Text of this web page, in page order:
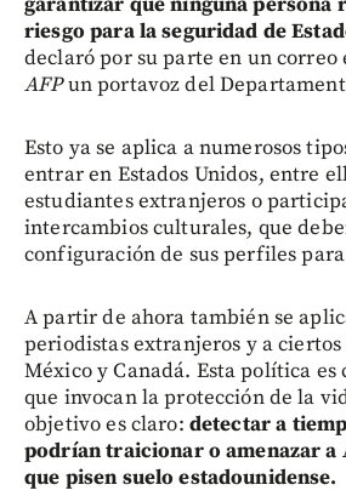
riesgo para la seguridad de
declaró por su parte en un correo
AFPun portavoz del
Esto ya se aplica a numerosos
entrar en Estados Unidos, entre
estudiantes extranjeros o
intercambios culturales, que
configuración de sus perfiles
A partir de ahora también se
periodistas extranjeros y a ciertos
México y Canadá. Esta política
que invocan la protección de la
objetivo es claro: detectar a
podrían traicionar o amenazar a
que pisen suelo estadounidense.